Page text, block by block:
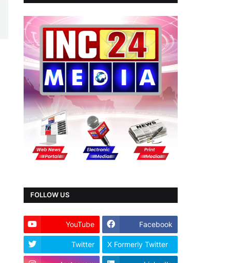
FOLLOW US
YouTube Facebook
Twitter X Formerly Twitter